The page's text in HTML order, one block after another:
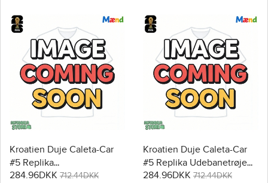
Kroatien Duje Caleta-Car
#5 Replika
Hjemmebanetrøje VM
284.96DKK 712.44DKK
Kroatien Duje Caleta-Car
#5 Replika Udebanetrøje
VM 2026 Kortærmet
284.96DKK 712.44DKK